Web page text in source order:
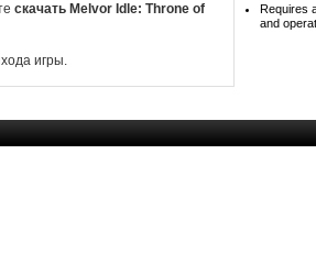
скачать Melvor Idle: Throne of
игры.
Requires
and